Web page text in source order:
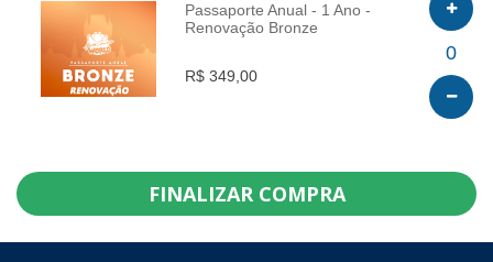
INFO
Passaporte Anual - 1 Ano -
Renovação Bronze
R$ 349,00
0
FINALIZAR COMPRA